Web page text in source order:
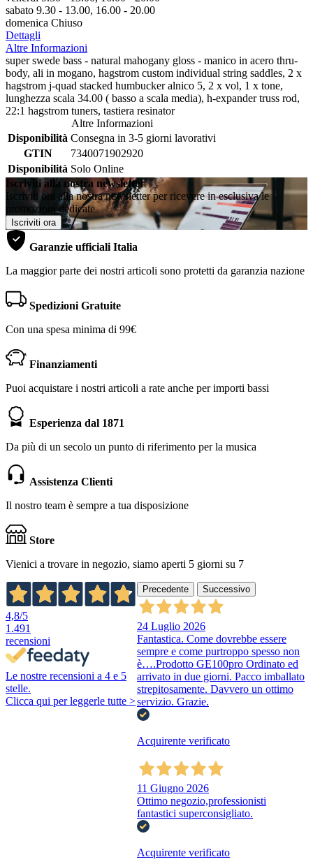
sabato 9.30 - 13.00, 16.00 - 20.00
domenica Chiuso
Dettagli
Altre Informazioni
super swede bass - natural mahogany gloss - manico in acero thru-
body, ali in mogano, hagstrom custom individual string saddles, 2 x
hagstrom j-quad stacked humbucker alnico 5, 2 x vol, 1 x tone,
lunghezza scala 34.00 ( basso a scala media), h-expander truss rod,
22:1 hagstrom tuners, tastiera resinator
Altre Informazioni
Disponibilità Consegna in 3-5 giorni lavorativi
GTIN
7340071902920
Disponibilità Solo Online
Iscriviti alla nostra newsletter
Iscriviti ora alla nostra newsletter per ricevere in esclusiva le
promozioni dedicate
Iscriviti ora
Garanzie ufficiali Italia
La maggior parte dei nostri articoli sono protetti da garanzia nazione
Spedizioni Gratuite
Con una spesa minima di 99€
Finanziamenti
Puoi acquistare i nostri articoli a rate anche per importi bassi
Esperienza dal 1871
Da più di un secolo un punto di riferimento per la musica
Assistenza Clienti
Il nostro team è sempre a tua disposizione
Store
Vienici a trovare in negozio, siamo aperti 5 giorni su 7
4,8/5
1.491
recensioni
Le nostre recensioni a 4 e 5
stelle.
Clicca qui per leggerle tutte >
Precedente Successivo
24 Luglio 2026
Fantastica. Come dovrebbe essere
sempre e come purtroppo spesso non
è….Prodotto GE100pro Ordinato ed
arrivato in due giorni. Pacco imballato
strepitosamente. Davvero un ottimo
servizio. Grazie.
Acquirente verificato
11 Giugno 2026
Ottimo negozio,professionisti
fantastici superconsigliato.
Acquirente verificato